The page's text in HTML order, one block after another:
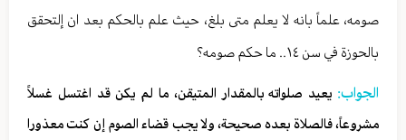
صومه، علماً بانه لا يعلم متى بلغ، حيث علم بالحكم بعد ان إلتحقق
بالحوزة في سن ١٤.. ما حكم صومه؟
الجواب: يعيد صلواته بالمقدار المتيقن، ما لم يكن قد اغتسل غسلاً
مشروعاً، فالصلاة بعده صحيحة، ولا يجب قضاء الصوم إن كنت معذورا